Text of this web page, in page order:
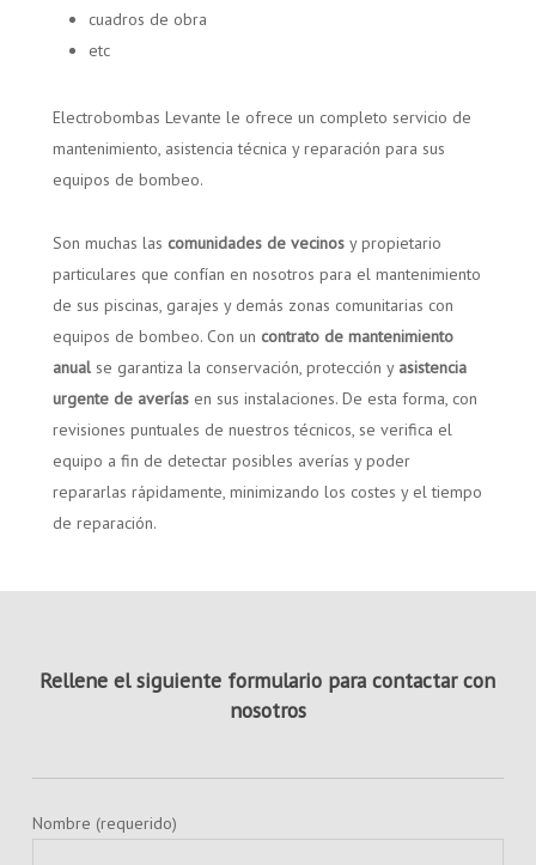
cuadros de obra
etc
Electrobombas Levante le ofrece un completo servicio de
mantenimiento, asistencia técnica y reparación para sus
equipos de bombeo.
Son muchas las comunidades de vecinosy propietario
particulares que confían en nosotros para el mantenimiento
de sus piscinas, garajes y demás zonas comunitarias con
equipos de bombeo. Con un contrato de mantenimiento
anual se garantiza la conservación, protección y asistencia
urgente de averíasen sus instalaciones. De esta forma, con
revisiones puntuales de nuestros técnicos, se verifica el
equipo a fin de detectar posibles averías y poder
repararlas rápidamente, minimizando los costes y el tiempo
de reparación.
Rellene el siguiente formulario para contactar con
nosotros
Nombre (requerido)